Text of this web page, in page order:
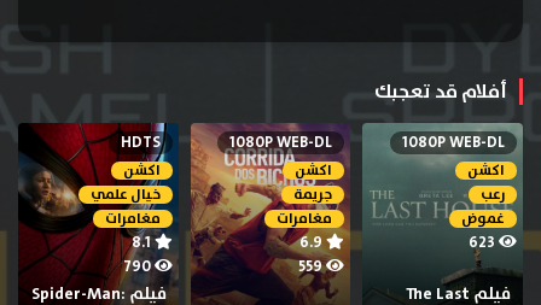
أفلام قد تعجبك
1080P WEB-DL
اكشن
رعب
غموض
فيلم The Last
1080P WEB-DL
اكشن
جريمة
مغامرات
6.9
559
HDTS
اكشن
خيال علمي
مغامرات
8.1
790
فيلم Spider-Man: